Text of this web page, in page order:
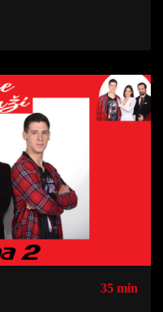
35 min